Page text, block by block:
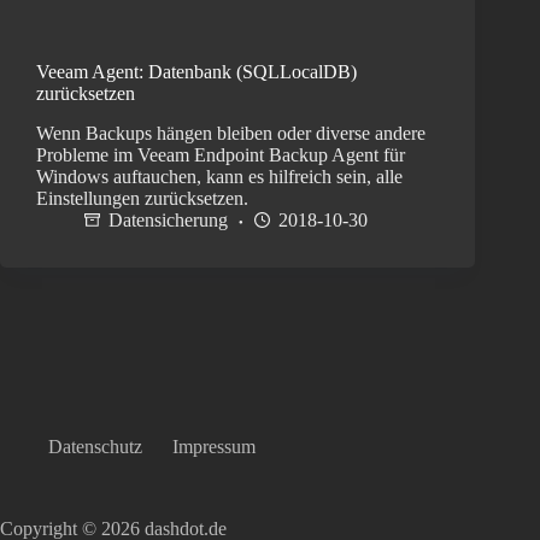
Veeam Agent: Datenbank (SQLLocalDB)
zurücksetzen
Wenn Backups hängen bleiben oder diverse andere
Probleme im Veeam Endpoint Backup Agent für
Windows auftauchen, kann es hilfreich sein, alle
Einstellungen zurücksetzen.
Datensicherung
2018-10-30
Datenschutz Impressum
Copyright © 2026 dashdot.de